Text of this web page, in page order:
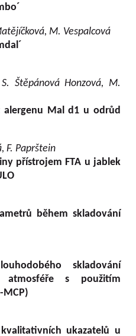
M. Vespalcová
Štěpánová Honzová, M.
Mal d1 u odrůd
F. Paprštein
přístrojem FTA u jablek
během skladování
skladování
s použitím
MCP)
ukazatelů u